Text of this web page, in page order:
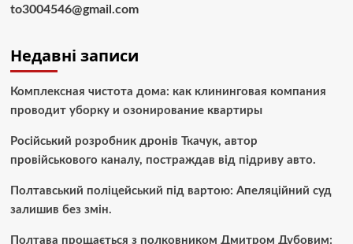
to3004546@gmail.com
Недавні записи
Комплексная чистота дома: как клининговая компания
проводит уборку и озонирование квартиры
Російський розробник дронів Ткачук, автор
провійськового каналу, постраждав від підриву авто.
Полтавський поліцейський під вартою: Апеляційний суд
залишив без змін.
Полтава прощається з полковником Дмитром Дубовим: